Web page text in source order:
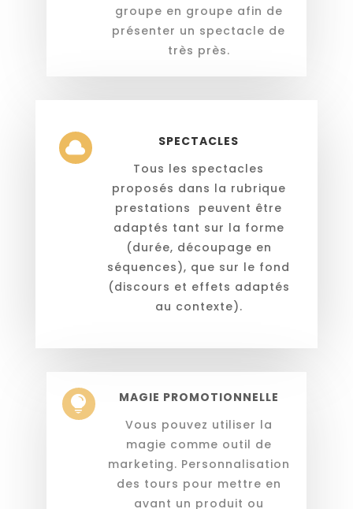
groupe en groupe afin de
présenter un spectacle de
très près.

SPECTACLES
Tous les spectacles
proposés dans la rubrique
prestations peuvent être
adaptés tant sur la forme
(durée, découpage en
séquences), que sur le fond
(discours et effets adaptés
au contexte).

MAGIE PROMOTIONNELLE
Vous pouvez utiliser la
magie comme outil de
marketing. Personnalisation
des tours pour mettre en
avant un produit ou